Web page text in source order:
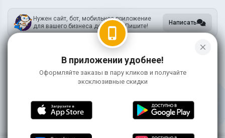
Нужен сайт, бот, мобильное приложение
для вашего бизнеса доставки? Пишите!
Написать
ОГРНИП 318745600119755
2026 ЯмиДзиро
0
close
phone_iphone
В приложении удобнее!
Оформляйте заказы в пару кликов и получайте
эксклюзивные скидки